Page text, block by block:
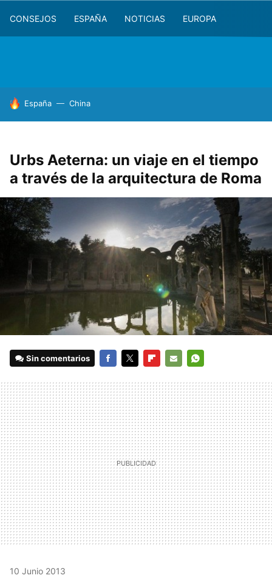
CONSEJOS ESPAÑA NOTICIAS EUROPA
HOY SE HABLA DE
España China
Urbs Aeterna: un viaje en el tiempo
a través de la arquitectura de Roma
Sin comentarios
MAIL
10 Junio 2013